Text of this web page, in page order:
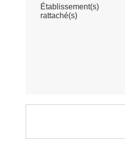
Établissement(s)
rattaché(s)